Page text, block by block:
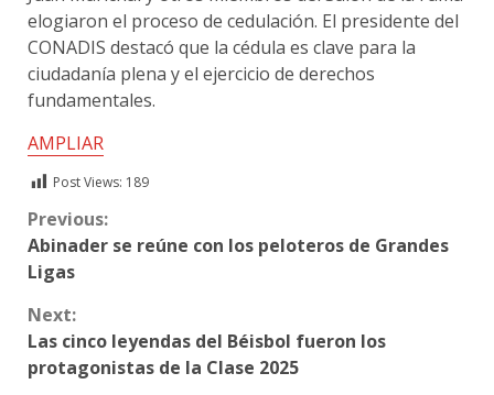
elogiaron el proceso de cedulación. El presidente del
CONADIS destacó que la cédula es clave para la
ciudadanía plena y el ejercicio de derechos
fundamentales.
AMPLIAR
Post Views: 189
Continue
Reading
Previous:
Abinader se reúne con los peloteros de Grandes
Ligas
Next:
Las cinco leyendas del Béisbol fueron los
protagonistas de la Clase 2025